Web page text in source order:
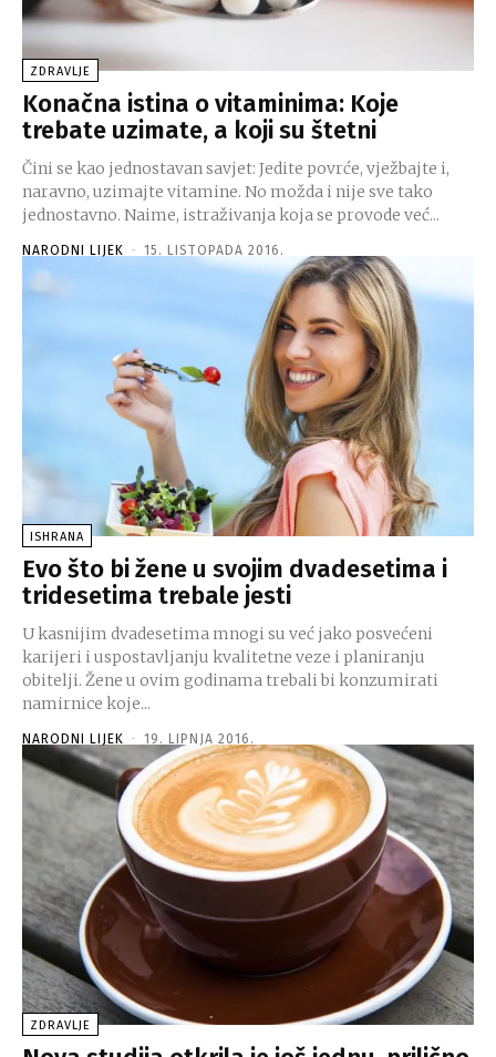
ZDRAVLJE
Konačna istina o vitaminima: Koje
trebate uzimate, a koji su štetni
Čini se kao jednostavan savjet: Jedite povrće, vježbajte i,
naravno, uzimajte vitamine. No možda i nije sve tako
jednostavno. Naime, istraživanja koja se provode već...
NARODNI LIJEK - 15. LISTOPADA 2016.
ISHRANA
Evo što bi žene u svojim dvadesetima i
tridesetima trebale jesti
U kasnijim dvadesetima mnogi su već jako posvećeni
karijeri i uspostavljanju kvalitetne veze i planiranju
obitelji. Žene u ovim godinama trebali bi konzumirati
namirnice koje...
NARODNI LIJEK - 19. LIPNJA 2016.
ZDRAVLJE